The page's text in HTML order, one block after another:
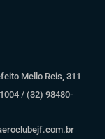
Mello Reis, 311
/ (32) 98480-